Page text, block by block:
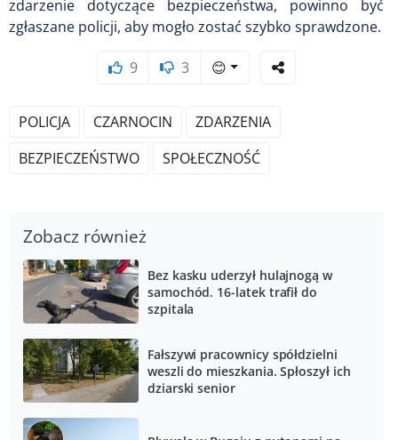
zdarzenie dotyczące bezpieczeństwa, powinno być
zgłaszane policji, aby mogło zostać szybko sprawdzone.
9 3 😊
POLICJA CZARNOCIN
ZDARZENIA
BEZPIECZEŃSTWO
SPOŁECZNOŚĆ
Zobacz również
Bez kasku uderzył hulajnogą w
samochód. 16-latek trafił do
szpitala
Fałszywi pracownicy spółdzielni
weszli do mieszkania. Spłoszył ich
dziarski senior